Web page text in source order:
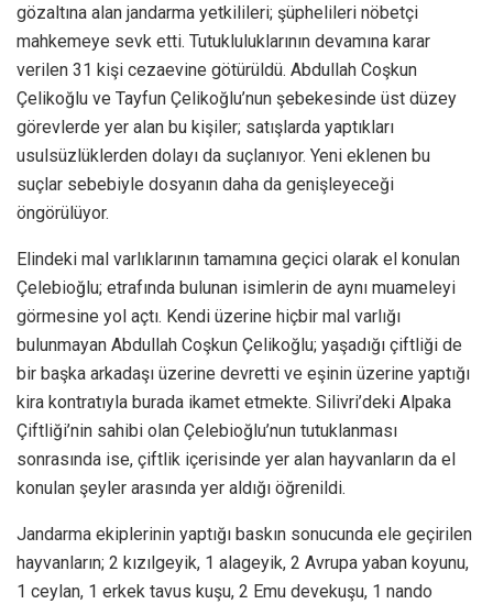
gözaltına alan jandarma yetkilileri; şüphelileri nöbetçi
mahkemeye sevk etti. Tutukluluklarının devamına karar
verilen 31 kişi cezaevine götürüldü. Abdullah Coşkun
Çelikoğlu ve Tayfun Çelikoğlu’nun şebekesinde üst düzey
görevlerde yer alan bu kişiler; satışlarda yaptıkları
usulsüzlüklerden dolayı da suçlanıyor. Yeni eklenen bu
suçlar sebebiyle dosyanın daha da genişleyeceği
öngörülüyor.
Elindeki mal varlıklarının tamamına geçici olarak el konulan
Çelebioğlu; etrafında bulunan isimlerin de aynı muameleyi
görmesine yol açtı. Kendi üzerine hiçbir mal varlığı
bulunmayan Abdullah Coşkun Çelikoğlu; yaşadığı çiftliği de
bir başka arkadaşı üzerine devretti ve eşinin üzerine yaptığı
kira kontratıyla burada ikamet etmekte. Silivri’deki Alpaka
Çiftliği’nin sahibi olan Çelebioğlu’nun tutuklanması
sonrasında ise, çiftlik içerisinde yer alan hayvanların da el
konulan şeyler arasında yer aldığı öğrenildi.
Jandarma ekiplerinin yaptığı baskın sonucunda ele geçirilen
hayvanların; 2 kızılgeyik, 1 alageyik, 2 Avrupa yaban koyunu,
1 ceylan, 1 erkek tavus kuşu, 2 Emu devekuşu, 1 nando